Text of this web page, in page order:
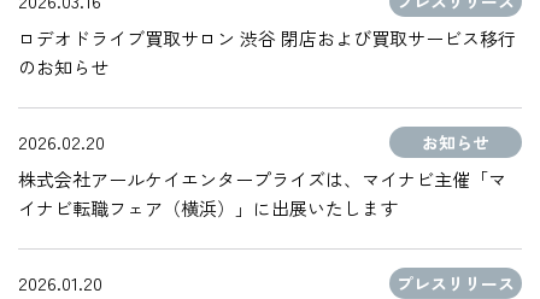
ロデオドライブ買取サロン 渋谷 閉店および買取サービス移行
のお知らせ
2026.02.20 お知らせ
株式会社アールケイエンタープライズは、マイナビ主催「マ
イナビ転職フェア（横浜）」に出展いたします
2026.01.20 プレスリリース